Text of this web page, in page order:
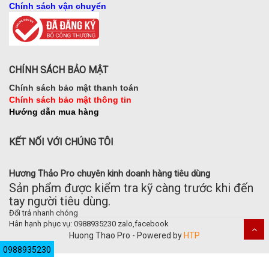
Hương Thảo Pro chuyên kinh doanh hàng tiêu dùng
Sản phẩm được kiểm tra kỹ càng trước khi đến
tay người tiêu dùng.
Đổi trả nhanh chóng
Hân hạnh phục vụ: 0988935230 zalo,facebook
Chính sách vận chuyển
CHÍNH SÁCH BẢO MẬT
Chính sách bảo mật thanh toán
Chính sách bảo mật thông tin
Hướng dẫn mua hàng
KẾT NỐI VỚI CHÚNG TÔI
Huong Thao Pro - Powered by HTP
0988935230